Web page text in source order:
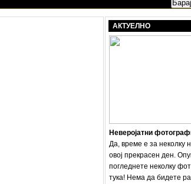
АКТУЕЛНО
Неверојатни
Да, време е за неколку
овој прекрасен ден.
погледнете неколку
тука! Нема да бидете